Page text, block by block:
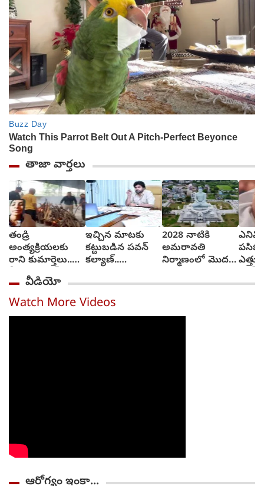
తాజా వార్తలు
తండ్రి
అంత్యక్రియలకు
రాని కుమార్తెలు..
వీడియో కాల్ ద్వారా
అంతా
ముగించేశారు..
(video)
ఇచ్చిన మాటకు
కట్టుబడిన పవన్
కల్యాణ్..
రోడ్లు
2028 నాటికి
అమరావతి
నిర్మాణంలో మొదటి
వంగలపూడి అనిత
వీడియో
Watch More Videos
ఆరోగ్యం ఇంకా...